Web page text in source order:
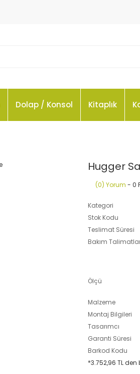
Dolap / Konsol Kitaplık
Hugger
(0) Yorum - 0
Kategori
Stok Kodu
Teslimat Süresi
Bakım
Ölçü
Malzeme
Montaj Bilgileri
Tasarımcı
Garanti Süresi
Barkod Kodu
*3.752,96 TL